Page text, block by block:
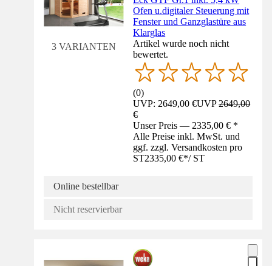
3 VARIANTEN
Ofen u.digitaler Steuerung mit
Fenster und Ganzglastüre aus
Klarglas
Artikel wurde noch nicht
bewertet.
(0)
UVP: 2649,00 €UVP2649,00
€
Unser Preis — 2335,00 € *
Alle Preise inkl. MwSt. und
ggf. zzgl. Versandkosten pro
ST2335,00 €*/ ST
Online bestellbar
Nicht reservierbar